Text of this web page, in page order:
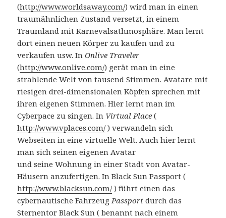
(http://www.worldsaway.com/) wird man in einen
traumähnlichen Zustand versetzt, in einem
Traumland mit Karnevalsathmosphäre. Man lernt
dort einen neuen Körper zu kaufen und zu
verkaufen usw. InOnlive Traveler
(http://www.onlive.com/) gerät man in eine
strahlende Welt von tausend Stimmen. Avatare mit
riesigen drei-dimensionalen Köpfen sprechen mit
ihren eigenen Stimmen. Hier lernt man im
Cyberpace zu singen. In Virtual Place(
http://www.vplaces.com/) verwandeln sich
Webseiten in eine virtuelle Welt. Auch hier lernt
man sich seinen eigenen Avatar
und seine Wohnung in einer Stadt von Avatar-
Häusern anzufertigen. In Black Sun Passport (
http://www.blacksun.com/) führt einen das
cybernautische Fahrzeug Passportdurch das
Sternentor Black Sun ( benannt nach einem